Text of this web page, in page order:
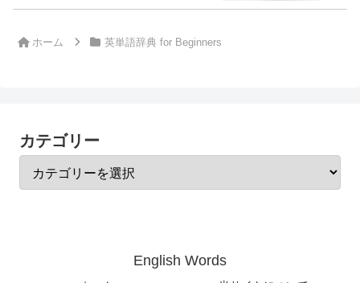
ホーム 英単語辞典 for Beginners
カテゴリー
English Words